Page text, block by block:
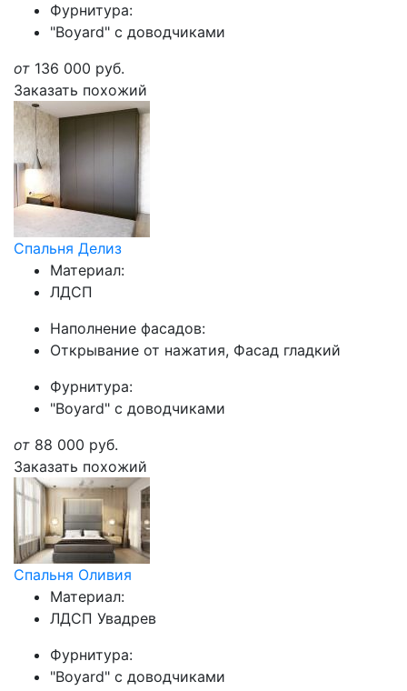
Фурнитура:
"Boyard" с доводчиками
от 136 000 руб.
Заказать похожий
Спальня Делиз
Материал:
ЛДСП
Наполнение фасадов:
Открывание от нажатия, Фасад гладкий
Фурнитура:
"Boyard" с доводчиками
от 88 000 руб.
Заказать похожий
Спальня Оливия
Материал:
ЛДСП Увадрев
Фурнитура:
"Boyard" с доводчиками